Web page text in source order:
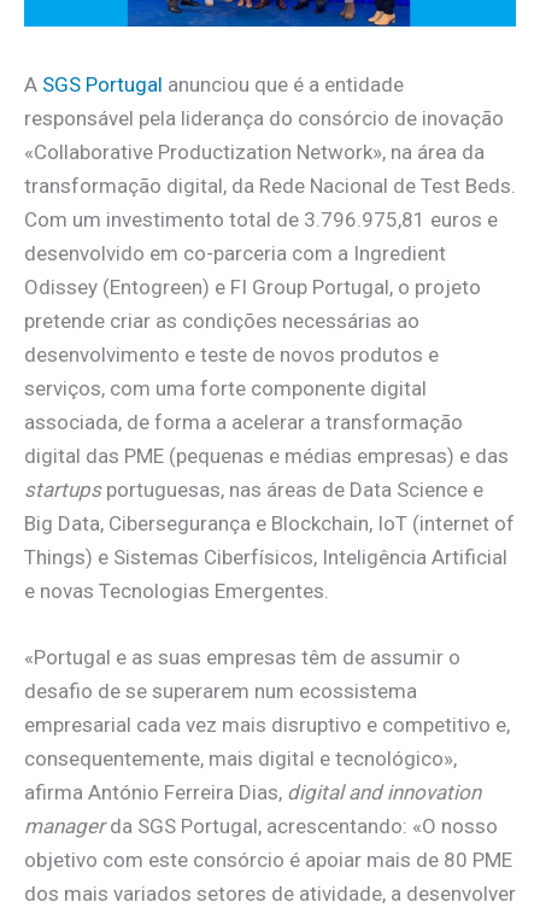
A SGS Portugal anunciou que é a entidade
responsável pela liderança do consórcio de inovação
«Collaborative Productization Network», na área da
transformação digital, da Rede Nacional de Test Beds.
Com um investimento total de 3.796.975,81 euros e
desenvolvido em co-parceria com a Ingredient
Odissey (Entogreen) e FI Group Portugal, o projeto
pretende criar as condições necessárias ao
desenvolvimento e teste de novos produtos e
serviços, com uma forte componente digital
associada, de forma a acelerar a transformação
digital das PME (pequenas e médias empresas) e das
startupsportuguesas, nas áreas de Data Science e
Big Data, Cibersegurança e Blockchain, IoT (internet of
Things) e Sistemas Ciberfísicos, Inteligência Artificial
e novas Tecnologias Emergentes.
«Portugal e as suas empresas têm de assumir o
desafio de se superarem num ecossistema
empresarial cada vez mais disruptivo e competitivo e,
consequentemente, mais digital e tecnológico»,
afirma António Ferreira Dias, digital and innovation
managerda SGS Portugal, acrescentando: «O nosso
objetivo com este consórcio é apoiar mais de 80 PME
dos mais variados setores de atividade, a desenvolver